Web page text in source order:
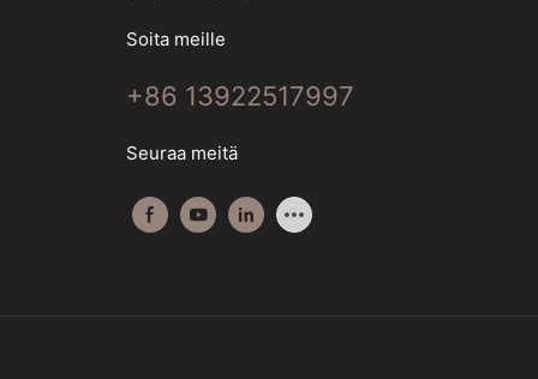
Soita meille
+86 13922517997
Seuraa meitä